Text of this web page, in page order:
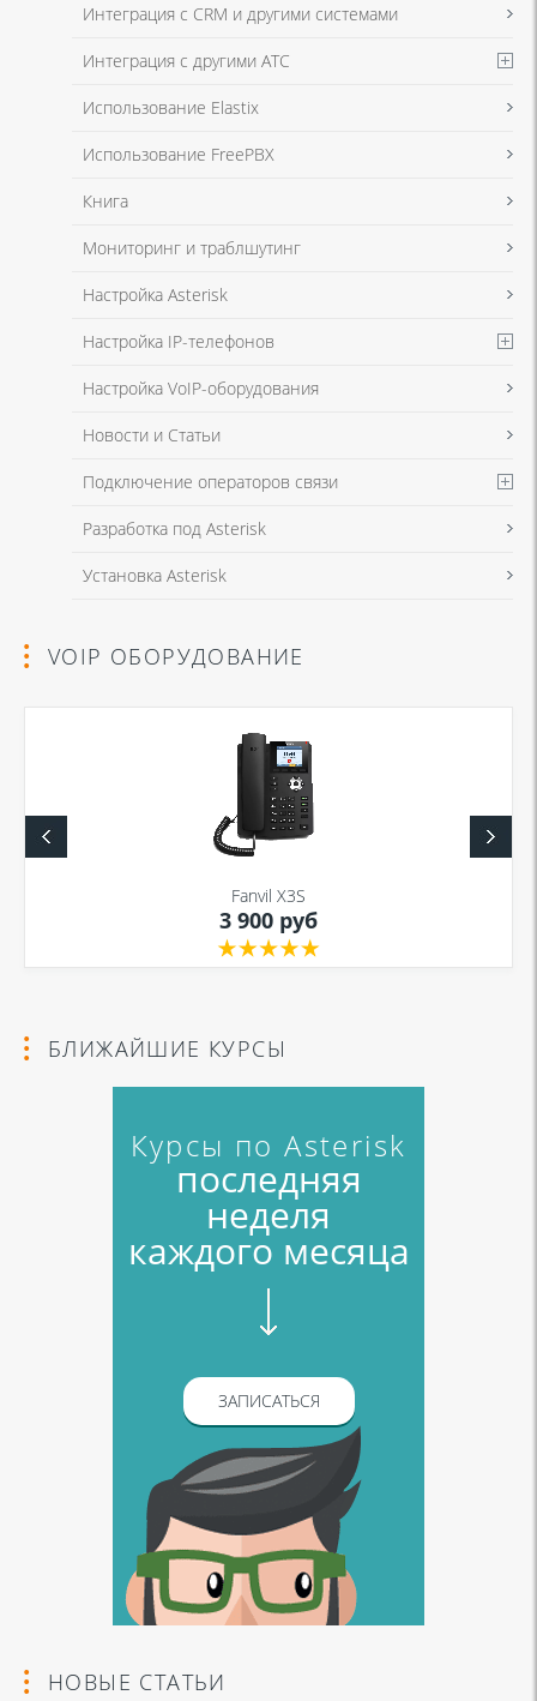
Я даю согласие на обработку моих персональных данных для связи
в соответствии с Политикой в отношении обработки персональных
Интеграция с CRM и другими системами
Интеграция с другими АТС
Использование Elastix
Использование FreePBX
Книга
Мониторинг и траблшутинг
Настройка Asterisk
Настройка IP-телефонов
Настройка VoIP-оборудования
Новости и Статьи
Подключение операторов связи
Разработка под Asterisk
Установка Asterisk
VOIP ОБОРУДОВАНИЕ
Fanvil X3S
3 900 руб
БЛИЖАЙШИЕ КУРСЫ
Курсы по Asterisk
последняя
неделя
каждого месяца
ЗАПИСАТЬСЯ
НОВЫЕ СТАТЬИ